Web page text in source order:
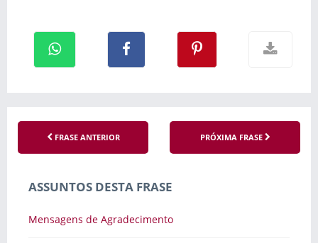
FRASE ANTERIOR PRÓXIMA FRASE
ASSUNTOS DESTA FRASE
Mensagens de Agradecimento